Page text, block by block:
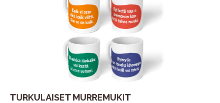
TURKULAISET MURREMUKIT